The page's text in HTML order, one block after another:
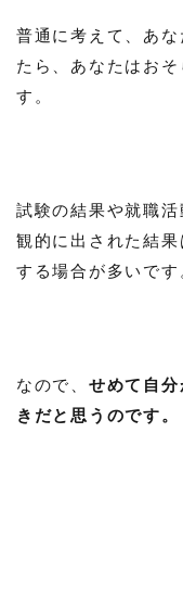
普通に考えて、あ
たら、あなたはお
す。
試験の結果や就職
観的に出された結
する場合が多いです
なので、 せめて自
きだと思うのです。